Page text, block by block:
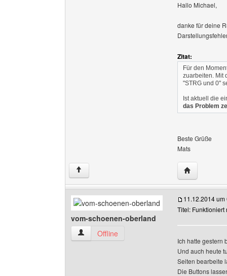
Hallo Michael,
danke für deine
Zitat:
Für den
zuarbeiten. Mit
"STRG und 0"
Ist aktuell die
das Problem
Beste Grüße
Mats
↑ Website
vom-schoenen-oberland
vom-schoenen-oberland Benutzer-Profile
Offline
11.12.2014 um
Titel: Funktioniert
Ich hatte gestern
Und auch heute
Seiten bearbeite
Die Buttons